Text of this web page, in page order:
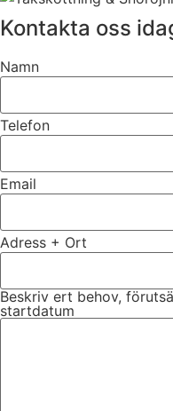
Kontakta oss
Namn
Telefon
Email
Adress + Ort
Beskriv ert behov,
startdatum